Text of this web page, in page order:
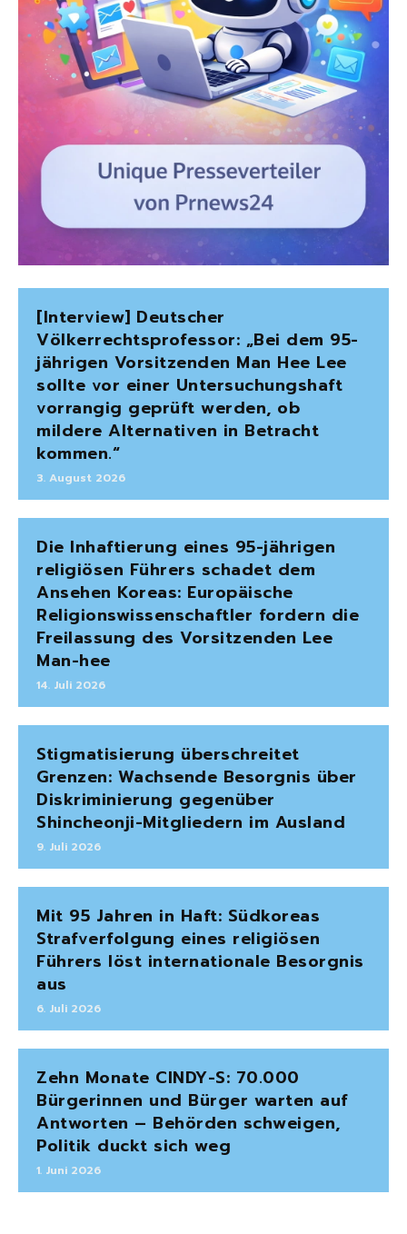
[Interview] Deutscher
Völkerrechtsprofessor: „Bei dem 95-
jährigen Vorsitzenden Man Hee Lee
sollte vor einer Untersuchungshaft
vorrangig geprüft werden, ob
mildere Alternativen in Betracht
kommen.“
3. August 2026
Die Inhaftierung eines 95-jährigen
religiösen Führers schadet dem
Ansehen Koreas: Europäische
Religionswissenschaftler fordern die
Freilassung des Vorsitzenden Lee
Man-hee
14. Juli 2026
Stigmatisierung überschreitet
Grenzen: Wachsende Besorgnis über
Diskriminierung gegenüber
Shincheonji-Mitgliedern im Ausland
9. Juli 2026
Mit 95 Jahren in Haft: Südkoreas
Strafverfolgung eines religiösen
Führers löst internationale Besorgnis
aus
6. Juli 2026
Zehn Monate CINDY-S: 70.000
Bürgerinnen und Bürger warten auf
Antworten – Behörden schweigen,
Politik duckt sich weg
1. Juni 2026